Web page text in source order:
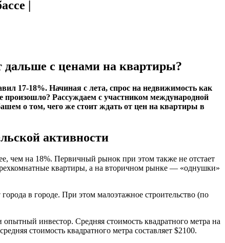
|
дальше с ценами на квартиры?
17-18%. Начиная с лета, спрос на недвижимость как
Рассуждаем с участником международной
о том, чего же стоит ждать от цен на квартиры в
активности
чем на 18%. Первичный рынок при этом также не отстает
квартиры, а на вторичном рынке — «однушки»
в городе. При этом малоэтажное строительство (по
инвестор. Средняя стоимость квадратного метра на
стоимость квадратного метра составляет $2100.